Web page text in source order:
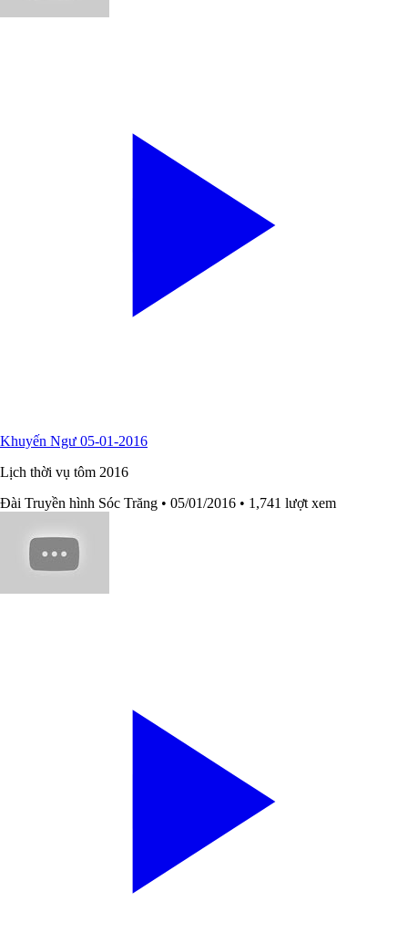
Khuyến Ngư 05-01-2016
Lịch thời vụ tôm 2016
Đài Truyền hình Sóc Trăng • 05/01/2016 • 1,741 lượt xem